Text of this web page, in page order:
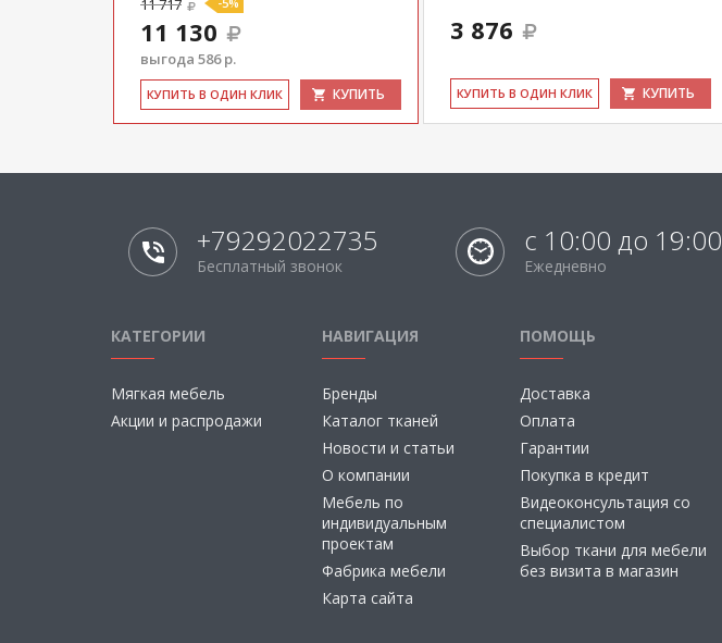
11 717
11 130
выгода 586 р.
КУ­ПИТЬ В ОДИН КЛИК КУПИТЬ
3 876
КУ­ПИТЬ В ОДИН КЛИК КУПИТЬ
+79292022735
Бесплатный звонок
с 10:00 до 19:00
Ежедневно
КАТЕГОРИИ
Мягкая мебель
Акции и распродажи
НАВИГАЦИЯ
Бренды
Каталог тканей
Новости и статьи
О компании
Мебель по
индивидуальным
проектам
Фабрика мебели
Карта сайта
ПОМОЩЬ
Доставка
Оплата
Гарантии
Покупка в кредит
Видеоконсультация со
специалистом
Выбор ткани для мебели
без визита в магазин